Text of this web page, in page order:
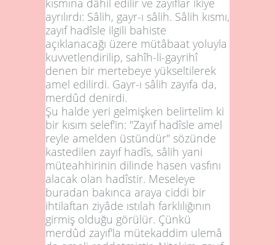
ayrılırdı: Sâlih, gayr-ı sâlih. Sâlih kısmı,
zayıf hadîsle ilgili bahiste
açıklanacağı üzere mütâbaat yoluyla
kuvvetlendirilip, sahîh-li-gayrihî
denen bir mertebeye yükseltilerek
amel edilirdi. Gayr-ı sâlih zayıfa da,
merdûd denirdi.
Şu halde yeri gelmişken belirtelim ki
bir kısım selef'in: "Zayıf hadîsle amel
reyle amelden üstündür" sözünde
kastedilen zayıf hadîs, sâlih yani
müteahhirinin dilinde hasen vasfını
alacak olan hadîstir. Meseleye
buradan bakınca araya ciddi bir
ihtilaftan ziyâde ıstılah farklılığının
girmiş olduğu görülür. Çünkü
merdûd zayıf'la mütekaddim ulemâ